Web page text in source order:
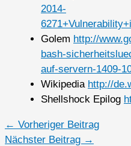
2014-
Golem http://
bash-
auf-servern-1409-
Wikipedia http://
Shellshock Epilog
← Vorheriger Beitrag
Nächster Beitrag →